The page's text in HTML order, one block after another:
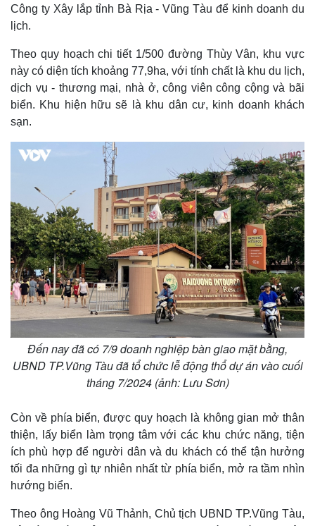
Thế giới
Quan sát
Cuộc sống đó đây
Hồ sơ
Multimedia
Video
Ảnh
E-Magazine
Công ty Xây lắp tỉnh Bà Rịa - Vũng Tàu để kinh doanh du
lịch.
Theo quy hoạch chi tiết 1/500 đường Thùy Vân, khu vực
này có diện tích khoảng 77,9ha, với tính chất là khu du lịch,
dịch vụ - thương mại, nhà ở, công viên công cộng và bãi
biển. Khu hiện hữu sẽ là khu dân cư, kinh doanh khách
sạn.
Đến nay đã có 7/9 doanh nghiệp bàn giao mặt bằng,
UBND TP.Vũng Tàu đã tổ chức lễ động thổ dự án vào cuối
tháng 7/2024 (ảnh: Lưu Sơn)
Còn về phía biển, được quy hoạch là không gian mở thân
thiện, lấy biển làm trọng tâm với các khu chức năng, tiện
ích phù hợp để người dân và du khách có thể tận hưởng
tối đa những gì tự nhiên nhất từ phía biển, mở ra tầm nhìn
hướng biển.
Theo ông Hoàng Vũ Thảnh, Chủ tịch UBND TP.Vũng Tàu,